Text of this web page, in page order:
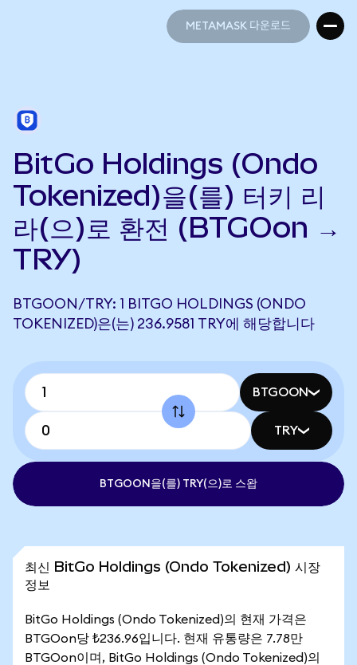
METAMASK 다운로드
BitGo Holdings (Ondo
Tokenized)을(를) 터키 리
라(으)로 환전 (BTGOon →
TRY)
BTGOON/TRY: 1 BITGO HOLDINGS (ONDO
TOKENIZED)은(는) 236.9581 TRY에 해당합니다
BTGOON
TRY
BTGOON을(를) TRY(으)로 스왑
최신 BitGo Holdings (Ondo Tokenized) 시장
정보
BitGo Holdings (Ondo Tokenized)의 현재 가격은
BTGOon당 ₺236.96입니다. 현재 유통량은 7.78만
BTGOon이며, BitGo Holdings (Ondo Tokenized)의